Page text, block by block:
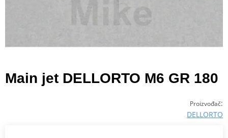
Main jet DELLORTO M6 GR 180
Proizvođač:
DELLORTO